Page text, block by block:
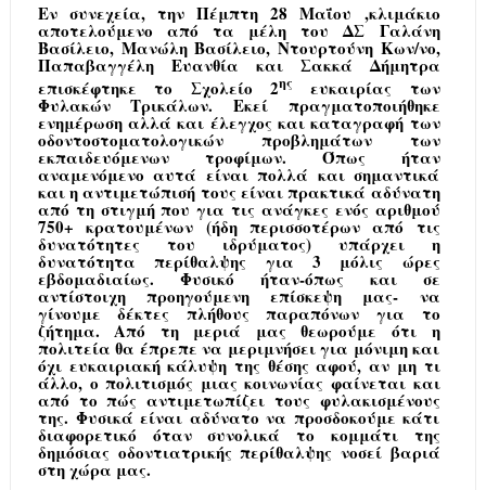
Εν συνεχεία, την Πέμπτη 28 Μαΐου ,κλιμάκιο
αποτελούμενο από τα μέλη του ΔΣ Γαλάνη
Βασίλειο, Μανώλη Βασίλειο, Ντουρτούνη Κων/νο,
Παπαβαγγέλη Ευανθία και Σακκά Δήμητρα
επισκέφτηκε το Σχολείο 2ης ευκαιρίας των
Φυλακών Τρικάλων. Εκεί πραγματοποιήθηκε
ενημέρωση αλλά και έλεγχος και καταγραφή των
οδοντοστοματολογικών προβλημάτων των
εκπαιδευόμενων τροφίμων. Όπως ήταν
αναμενόμενο αυτά είναι πολλά και σημαντικά
και η αντιμετώπισή τους είναι πρακτικά αδύνατη
από τη στιγμή που για τις ανάγκες ενός αριθμού
750+ κρατουμένων (ήδη περισσοτέρων από τις
δυνατότητες του ιδρύματος) υπάρχει η
δυνατότητα περίθαλψης για 3 μόλις ώρες
εβδομαδιαίως. Φυσικό ήταν-όπως και σε
αντίστοιχη προηγούμενη επίσκεψη μας- να
γίνουμε δέκτες πλήθους παραπόνων για το
ζήτημα. Από τη μεριά μας θεωρούμε ότι η
πολιτεία θα έπρεπε να μεριμνήσει για μόνιμη και
όχι ευκαιριακή κάλυψη της θέσης αφού, αν μη τι
άλλο, ο πολιτισμός μιας κοινωνίας φαίνεται και
από το πώς αντιμετωπίζει τους φυλακισμένους
της. Φυσικά είναι αδύνατο να προσδοκούμε κάτι
διαφορετικό όταν συνολικά το κομμάτι της
δημόσιας οδοντιατρικής περίθαλψης νοσεί βαριά
στη χώρα μας.